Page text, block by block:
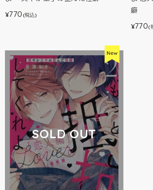
¥770 (税込)
癖
¥770(
SOLD OUT